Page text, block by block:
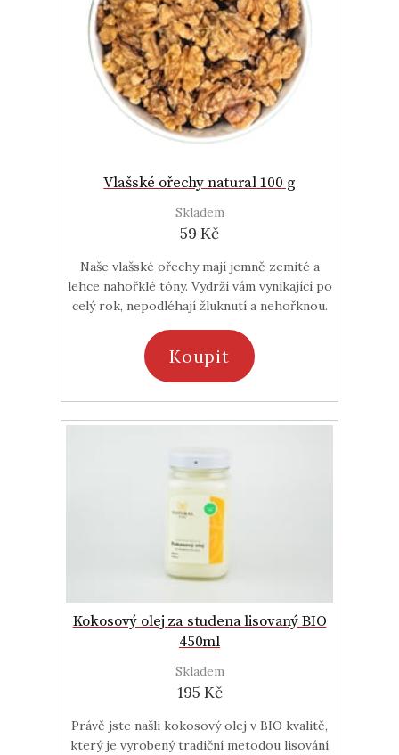
Vlašské ořechy natural 100 g
Skladem
59 Kč
Naše vlašské ořechy mají jemně zemité a
lehce nahořklé tóny. Vydrží vám vynikající po
celý rok, nepodléhají žluknutí a nehořknou.
Koupit
Kokosový olej za studena lisovaný BIO
450ml
Skladem
195 Kč
Právě jste našli kokosový olej v BIO kvalitě,
který je vyrobený tradiční metodou lisování